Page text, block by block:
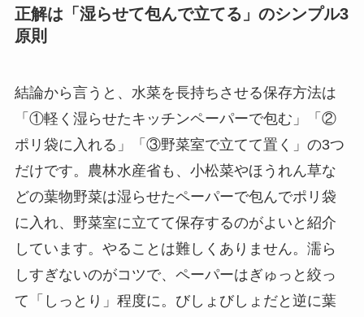
正解は「湿らせて包んで立てる」のシンプル3
原則
結論から言うと、水菜を長持ちさせる保存方法は
「①軽く湿らせたキッチンペーパーで包む」「②
ポリ袋に入れる」「③野菜室で立てて置く」の3つ
だけです。農林水産省も、小松菜やほうれん草な
どの葉物野菜は湿らせたペーパーで包んでポリ袋
に入れ、野菜室に立てて保存するのがよいと紹介
しています。やることは難しくありません。濡ら
しすぎないのがコツで、ペーパーはぎゅっと絞っ
て「しっとり」程度に。びしょびしょだと逆に葉